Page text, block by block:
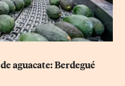
aguacate: Berdegué